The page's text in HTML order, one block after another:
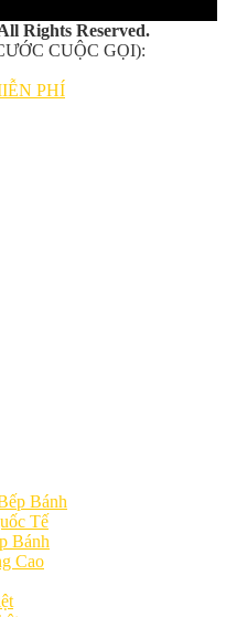
Rights Reserved.
CUỘC GỌI):
PHÍ
Bánh
Tế
Bánh
Cao